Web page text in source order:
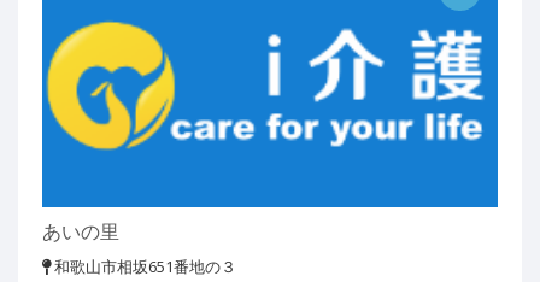
あいの里
和歌山市相坂651番地の３